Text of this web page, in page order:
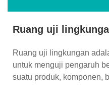
Ruang uji
Ruang uji lingkungan
untuk menguji pengaruh
suatu produk, komponen,